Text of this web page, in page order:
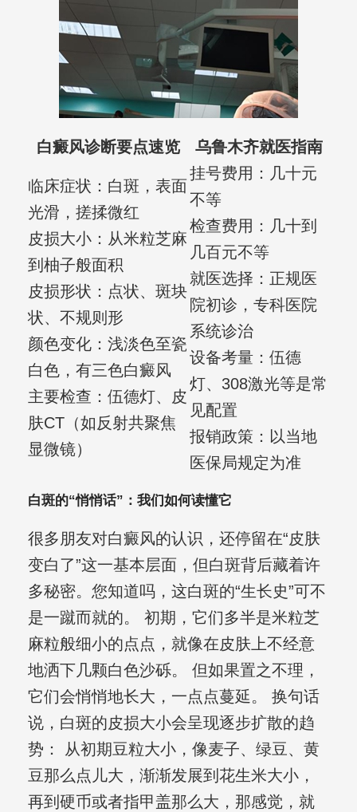
白癜风诊断要点速览 乌鲁木齐就医指南
临床症状：白斑，表面
光滑，搓揉微红
皮损大小：从米粒芝麻
到柚子般面积
皮损形状：点状、斑块
状、不规则形
颜色变化：浅淡色至瓷
白色，有三色白癜风
主要检查：伍德灯、皮
肤CT（如反射共聚焦
显微镜）
挂号费用：几十元
不等
检查费用：几十到
几百元不等
就医选择：正规医
院初诊，专科医院
系统诊治
设备考量：伍德
灯、308激光等是常
见配置
报销政策：以当地
医保局规定为准
白斑的“悄悄话”：我们如何读懂它
很多朋友对白癜风的认识，还停留在“皮肤
变白了”这一基本层面，但白斑背后藏着许
多秘密。您知道吗，这白斑的“生长史”可不
是一蹴而就的。 初期，它们多半是米粒芝
麻粒般细小的点点，就像在皮肤上不经意
地洒下几颗白色沙砾。 但如果置之不理，
它们会悄悄地长大，一点点蔓延。 换句话
说，白斑的皮损大小会呈现逐步扩散的趋
势： 从初期豆粒大小，像麦子、绿豆、黄
豆那么点儿大，渐渐发展到花生米大小，
再到硬币或者指甲盖那么大，那感觉，就